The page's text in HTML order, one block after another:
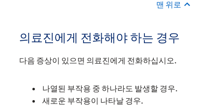
맨 위로
의료진에게 전화해야 하는 경우
다음 증상이 있으면 의료진에게 전화하십시오.
나열된 부작용 중 하나라도 발생할 경우.
새로운 부작용이 나타날 경우.